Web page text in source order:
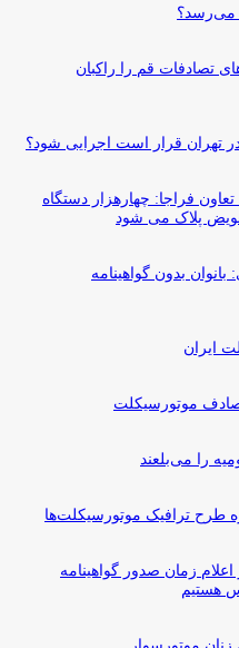
می‌رسد؟
درصد فوتی‌های تصادفات قم را راکبان
تهران قرار است اجرایی شود؟
فراجا: چهارهزار دستگاه
پلاک می شود
بدون گواهینامه
ایران
موتورسیکلت
را می‌بلعند
طرح ترافیک موتورسیکلت‌ها
زمان صدور گواهینامه
هستیم
موتورسوار